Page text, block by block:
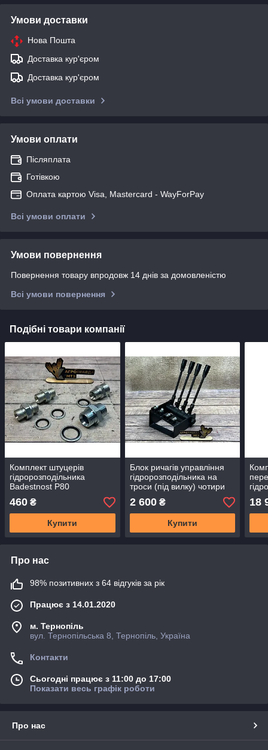
Умови доставки
Нова Пошта
Доставка кур'єром
Доставка кур'єром
Всі умови доставки
Умови оплати
Післяплата
Готівкою
Оплата картою Visa, Mastercard - WayForPay
Всі умови оплати
Умови повернення
Повернення товару впродовж 14 днів за домовленістю
Всі умови повернення
Подібні товари компанії
Комплект штуцерів
гідророзподільника
Badestnost P80
460 ₴
Купити
Блок ричагів управління
гідророзподільника на
троси (під вилку) чотири
секції
2 600₴
Купити
3
+ 3
18
Про нас
98% позитивних з 64 відгуків за рік
Працює з 14.01.2020
м. Тернопіль
вул. Тернопільська 8, Тернопіль, Україна
Контакти
Сьогодні працює з 11:00 до 17:00
Показати весь графік роботи
Про нас